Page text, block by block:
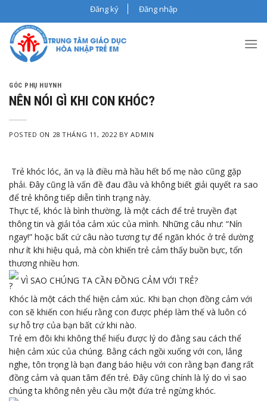
to
content
Đăng ký Đăng nhập
GÓC PHỤ HUYNH
NÊN NÓI GÌ KHI CON KHÓC?
POSTED ON 28 THÁNG 11, 2022 BYADMIN
Trẻ khóc lóc, ăn vạ là điều mà hầu hết bố mẹ nào cũng gặp
phải. Đây cũng là vấn đề đau đầu và không biết giải quyết ra sao
để trẻ không tiếp diễn tình trạng này.
Thực tế, khóc là bình thường, là một cách để trẻ truyền đạt
thông tin và giải tỏa cảm xúc của mình. Những câu như: “Nín
ngay!” hoặc bất cứ câu nào tương tự để ngăn khóc ở trẻ dường
như ít khi hiệu quả, mà còn khiến trẻ cảm thấy buồn bực, tổn
thương nhiều hơn.
VÌ SAO CHÚNG TA CẦN ĐỒNG CẢM VỚI TRẺ?
Khóc là một cách thể hiện cảm xúc. Khi bạn chọn đồng cảm với
con sẽ khiến con hiểu rằng con được phép làm thế và luôn có
sự hỗ trợ của bạn bất cứ khi nào.
Trẻ em đôi khi không thể hiểu được lý do đằng sau cách thể
hiện cảm xúc của chúng. Bằng cách ngồi xuống với con, lắng
nghe, tôn trọng là bạn đang báo hiệu với con rằng bạn đang rất
đồng cảm và quan tâm đến trẻ. Đây cũng chính là lý do vì sao
chúng ta không nên yêu cầu một đứa trẻ ngừng khóc.